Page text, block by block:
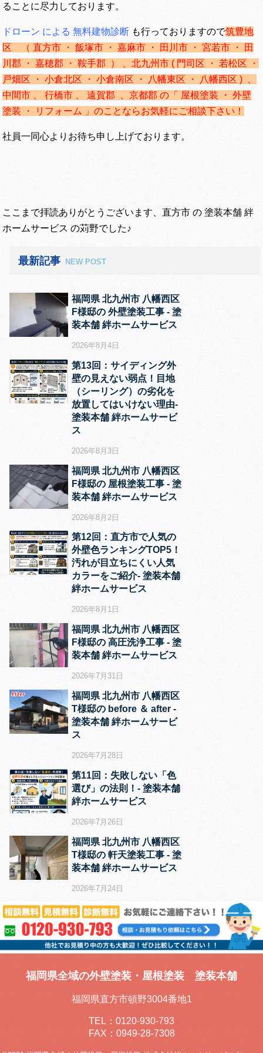
ることに尽力しております。
ドローン による 無料建物診断 も行っておりますので筑豊地
区 （ 直方市 ・ 飯塚市 ・ 嘉麻市 ・ 田川市 ・ 宮若市 ・ 田
川郡 ・ 嘉穂郡 ・ 鞍手郡 ） 、北九州市 ( 門司区 ・ 若松区 ・
戸畑区 ・ 小倉北区 ・ 小倉南区 ・ 八幡東区 ・ 八幡西区 ) 、
中間市 、 行橋市 、 遠賀郡 、京都郡 の「 屋根塗装 ・ 外壁
塗装 ・ リフォーム 」のことならお気軽にご相談下さい！
社員一同心よりお待ち申し上げております。
ここまで拝読ありがとうございます、直方市 の 塗装本舗 絆
ホームサービス の苅野でした♪
最新記事 NEW POST
福岡県 北九州市 八幡西区
F様邸の 外壁塗装工事 ‐ 塗
装本舗 絆ホームサービス
2026年8月4日
第13回：サイディング外
壁の見えない弱点！目地
（シーリング）の劣化を
放置してはいけない理由‐
塗装本舗 絆ホームサービ
ス
2026年8月3日
福岡県 北九州市 八幡西区
F様邸の 屋根塗装工事 ‐ 塗
装本舗 絆ホームサービス
2026年8月2日
第12回：直方市で人気の
外壁色ランキングTOP5！
汚れが目立ちにくい人気
カラーをご紹介‐ 塗装本舗
絆ホームサービス
2026年8月1日
福岡県 北九州市 八幡西区
F様邸の 高圧洗浄工事 ‐ 塗
装本舗 絆ホームサービス
2026年7月31日
福岡県 北九州市 八幡西区
T様邸の before ＆ after ‐
塗装本舗 絆ホームサービ
ス
2026年7月28日
第11回：失敗しない「色
選び」の法則！‐ 塗装本舗
絆ホームサービス
2026年7月26日
福岡県 北九州市 八幡西区
T様邸の 軒天塗装工事 ‐ 塗
装本舗 絆ホームサービス
2026年7月24日
福岡県全域の外壁塗装・屋根塗装 塗装本舗
福岡県直方市頓野3004番地1
TEL： 0120-930-793
FAX：0949-28-7308